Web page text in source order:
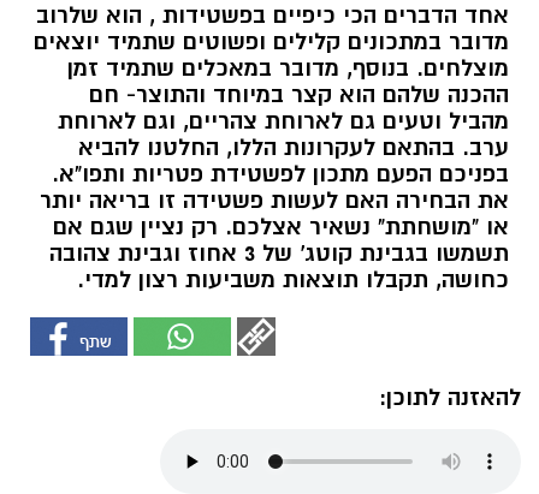
אחד הדברים הכי כיפיים בפשטידות , הוא שלרוב
מדובר במתכונים קלילים ופשוטים שתמיד יוצאים
מוצלחים. בנוסף, מדובר במאכלים שתמיד זמן
ההכנה שלהם הוא קצר במיוחד והתוצר- חם
מהביל וטעים גם לארוחת צהריים, וגם לארוחת
ערב. בהתאם לעקרונות הללו, החלטנו להביא
בפניכם הפעם מתכון לפשטידת פטריות ותפו"א.
את הבחירה האם לעשות פשטידה זו בריאה יותר
או "מושחתת" נשאיר אצלכם. רק נציין שגם אם
תשמשו בגבינת קוטג' של 3 אחוז וגבינת צהובה
כחושה, תקבלו תוצאות משביעות רצון למדי.
להאזנה לתוכן: